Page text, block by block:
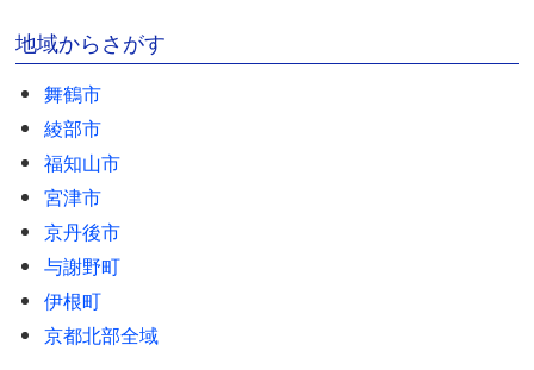
地域からさがす
舞鶴市
綾部市
福知山市
宮津市
京丹後市
与謝野町
伊根町
京都北部全域